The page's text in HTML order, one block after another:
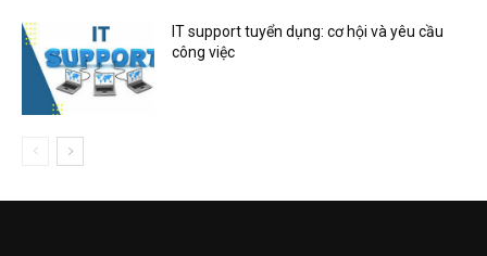
IT support tuyển dụng: cơ hội và yêu cầu
công việc